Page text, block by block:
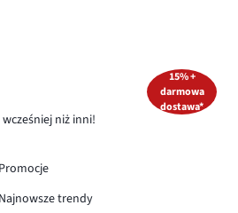
niż inni!
Promocje
Najnowsze trendy
15% +
darmowa
dostawa*